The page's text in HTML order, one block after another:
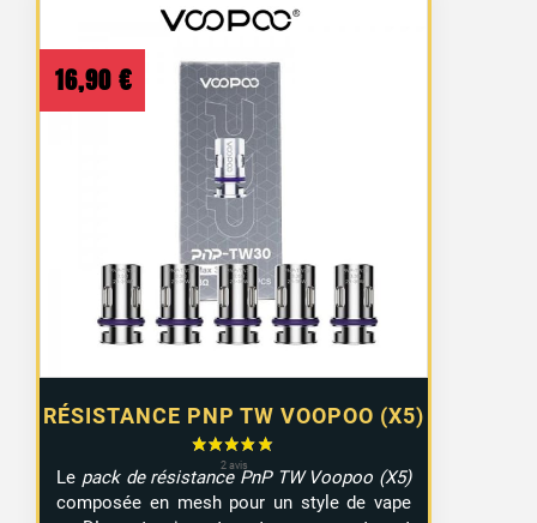
RÉSISTANCE PNP TW VOOPOO (X5)
16,90 €
Le pack de résistance PnP TW Voopoo (X5)
composée en mesh pour un style de vape